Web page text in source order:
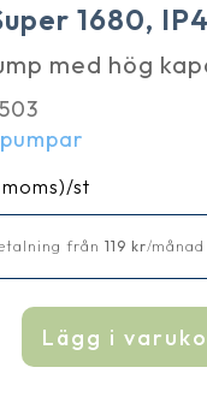
1680,
med hög
/st
från119 kr/månad
Lägg i